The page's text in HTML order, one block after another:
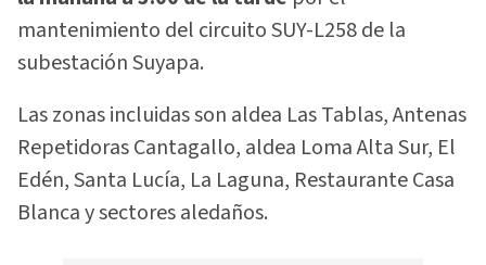
mantenimiento del circuito SUY-L258 de la
subestación Suyapa.
Las zonas incluidas son aldea Las Tablas, Antenas
Repetidoras Cantagallo, aldea Loma Alta Sur, El
Edén, Santa Lucía, La Laguna, Restaurante Casa
Blanca y sectores aledaños.